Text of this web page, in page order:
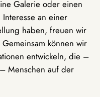
Galerie oder einen
an einer
haben, freuen wir
können wir
entwickeln, die –
Menschen auf der